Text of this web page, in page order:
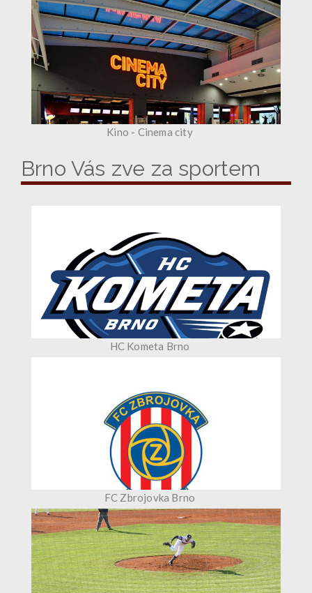
Kino - Cinema city
Brno Vás zve za sportem
HC Kometa Brno
FC Zbrojovka Brno